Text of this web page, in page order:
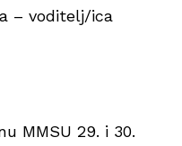
– voditelj/ica
MMSU 29. i 30.